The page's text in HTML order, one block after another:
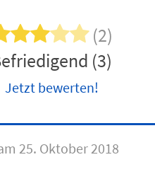
(2)
(3)
Jetzt bewerten!
25. Oktober 2018